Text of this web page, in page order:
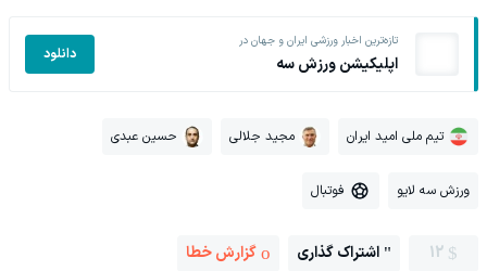
تازه‌ترین اخبار ورزشی ایران و جهان در
اپلیکیشن ورزش سه دانلود
تیم ملی امید ایران مجید جلالی حسین عبدی
ورزش سه لایو فوتبال
12 اشتراک گذاری گزارش خطا